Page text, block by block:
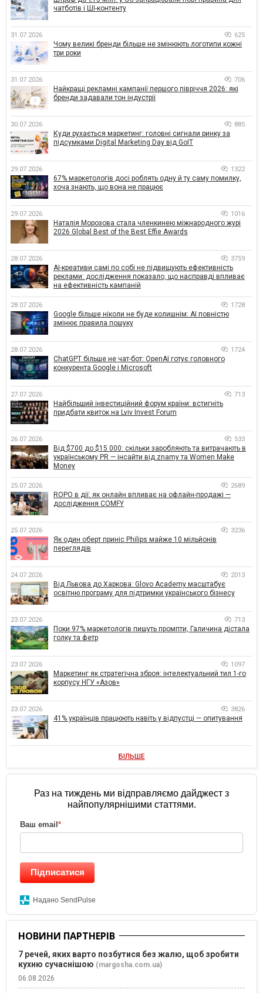
чатботів і ШІ-контенту
31.07.2026 625
Чому великі бренди більше не змінюють логотипи кожні
три роки
31.07.2026 706
Найкращі рекламні кампанії першого півріччя 2026: які
бренди задавали тон індустрії
30.07.2026 885
Куди рухається маркетинг: головні сигнали ринку за
підсумками Digital Marketing Day від GoIT
29.07.2026 1322
67% маркетологів досі роблять одну й ту саму помилку,
хоча знають, що вона не працює
29.07.2026 1016
Наталія Морозова стала членкинею міжнародного журі
2026 Global Best of the Best Effie Awards
28.07.2026 3759
AI-креативи самі по собі не підвищують ефективність
реклами: дослідження показало, що насправді впливає
на ефективність кампаній
28.07.2026 1728
Google більше ніколи не буде колишнім: AI повністю
змінює правила пошуку
28.07.2026 1724
ChatGPT більше не чат-бот: OpenAI готує головного
конкурента Google і Microsoft
27.07.2026 713
Найбільший інвестиційний форум країни: встигніть
придбати квиток на Lviv Invest Forum
26.07.2026 533
Від $700 до $15 000: скільки заробляють та витрачають в
українському PR — інсайти від znamy та Women Make
Money
25.07.2026 2689
ROPO в дії: як онлайн впливає на офлайн-продажі —
дослідження COMFY
25.07.2026 3236
Як один оберт приніс Philips майже 10 мільйонів
переглядів
24.07.2026 2013
Від Львова до Харкова: Glovo Academy масштабує
освітню програму для підтримки українського бізнесу
23.07.2026 713
Поки 97% маркетологів пишуть промпти, Галичина дістала
голку та фетр
23.07.2026 1097
Маркетинг як стратегічна зброя: інтелектуальний тил 1-го
корпусу НГУ «Азов»
23.07.2026 3826
41% українців працюють навіть у відпустці — опитування
БІЛЬШЕ
Раз на тиждень ми відправляємо дайджест з
найпопулярнішими статтями.
Ваш email*
Підписатися
Надано SendPulse
НОВИНИ ПАРТНЕРІВ
7 речей, яких варто позбутися без жалю, щоб зробити
кухню сучаснішою (margosha.com.ua)
06.08.2026